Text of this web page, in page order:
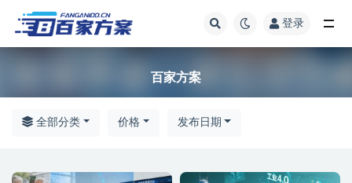
登录
百家方案
全部分类 价格 发布日期